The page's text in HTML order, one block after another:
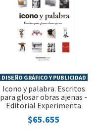
DISEÑO GRÁFICO Y PUBLICIDAD
Icono y palabra. Escritos
para glosar obras ajenas -
Editorial Experimenta
$65.655